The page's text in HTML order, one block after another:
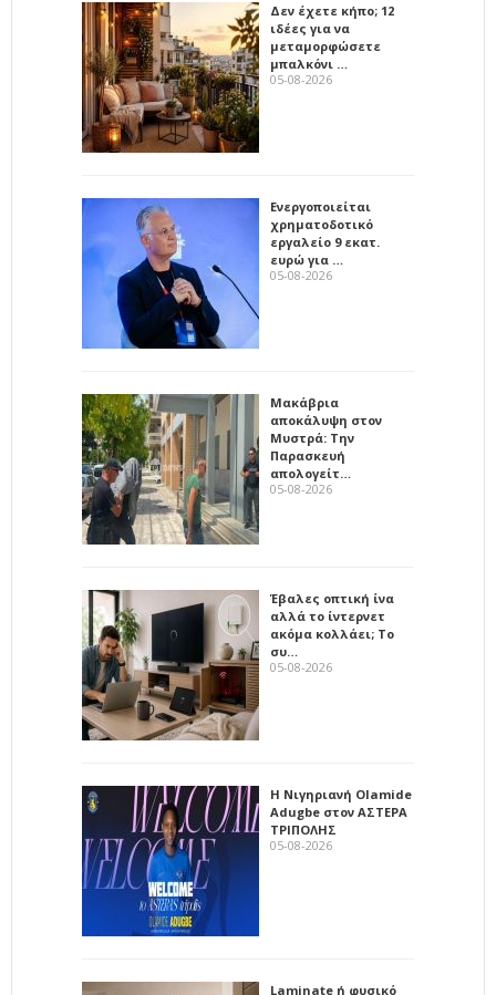
Δεν έχετε κήπο; 12
ιδέες για να
μεταμορφώσετε
μπαλκόνι …
05-08-2026
Ενεργοποιείται
χρηματοδοτικό
εργαλείο 9 εκατ.
ευρώ για …
05-08-2026
Μακάβρια
αποκάλυψη στον
Μυστρά: Την
Παρασκευή
απολογείτ…
05-08-2026
Έβαλες οπτική ίνα
αλλά το ίντερνετ
ακόμα κολλάει; Το
συ…
05-08-2026
Η Νιγηριανή Olamide
Adugbe στον ΑΣΤΕΡΑ
ΤΡΙΠΟΛΗΣ
05-08-2026
Laminate ή φυσικό